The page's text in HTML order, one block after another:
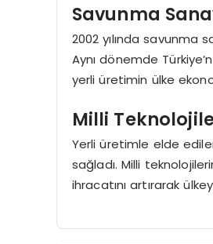
Savunma
2002 yılında savunma
Aynı dönemde
yerli üretimin ülke
Milli
Yerli üretimle elde
sağladı. Milli
ihracatını artırarak